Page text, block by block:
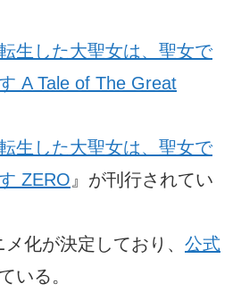
生した大聖女は、聖女で
A Tale of The Great
生した大聖女は、聖女で
ZERO 』が刊行されてい
化が決定しており、 公式
いる。